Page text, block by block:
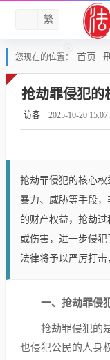
繁
您现在的位置： 首页
抢劫罪侵犯的
访客 2025-10-20
抢劫罪侵犯的核心
暴力、威胁等手段
的财产权益，抢劫
或伤害，进一步侵犯
法律将予以严厉打击
一、抢劫罪侵
抢劫罪侵犯的
也侵犯公民的人身